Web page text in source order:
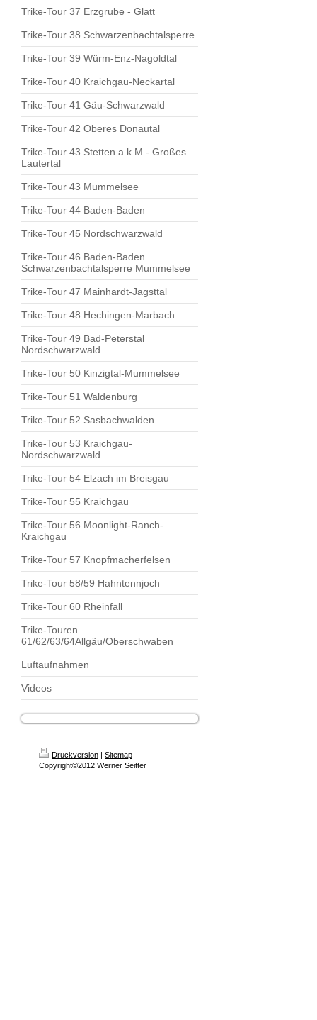
Trike-Tour 37 Erzgrube - Glatt
Trike-Tour 38 Schwarzenbachtalsperre
Trike-Tour 39 Würm-Enz-Nagoldtal
Trike-Tour 40 Kraichgau-Neckartal
Trike-Tour 41 Gäu-Schwarzwald
Trike-Tour 42 Oberes Donautal
Trike-Tour 43 Stetten a.k.M - Großes
Lautertal
Trike-Tour 43 Mummelsee
Trike-Tour 44 Baden-Baden
Trike-Tour 45 Nordschwarzwald
Trike-Tour 46 Baden-Baden
Schwarzenbachtalsperre Mummelsee
Trike-Tour 47 Mainhardt-Jagsttal
Trike-Tour 48 Hechingen-Marbach
Trike-Tour 49 Bad-Peterstal
Nordschwarzwald
Trike-Tour 50 Kinzigtal-Mummelsee
Trike-Tour 51 Waldenburg
Trike-Tour 52 Sasbachwalden
Trike-Tour 53 Kraichgau-
Nordschwarzwald
Trike-Tour 54 Elzach im Breisgau
Trike-Tour 55 Kraichgau
Trike-Tour 56 Moonlight-Ranch-
Kraichgau
Trike-Tour 57 Knopfmacherfelsen
Trike-Tour 58/59 Hahntennjoch
Trike-Tour 60 Rheinfall
Trike-Touren
61/62/63/64Allgäu/Oberschwaben
Luftaufnahmen
Videos
Druckversion | Sitemap
Copyright©2012 Werner Seitter